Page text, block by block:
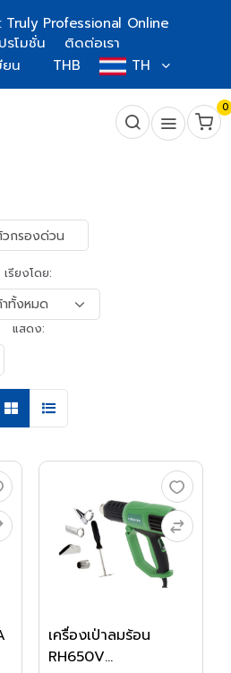
Truly Professional Online
รโมชั่น
ติดต่อเรา
ยน
THB TH
0
กรองด่วน
เรียงโดย:
แสดง:
เครื่องเป่าลมร้อน
RH650V